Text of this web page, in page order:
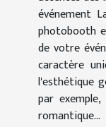
événement
photobooth
de votre
caractère
l'esthétique
par
romantique...